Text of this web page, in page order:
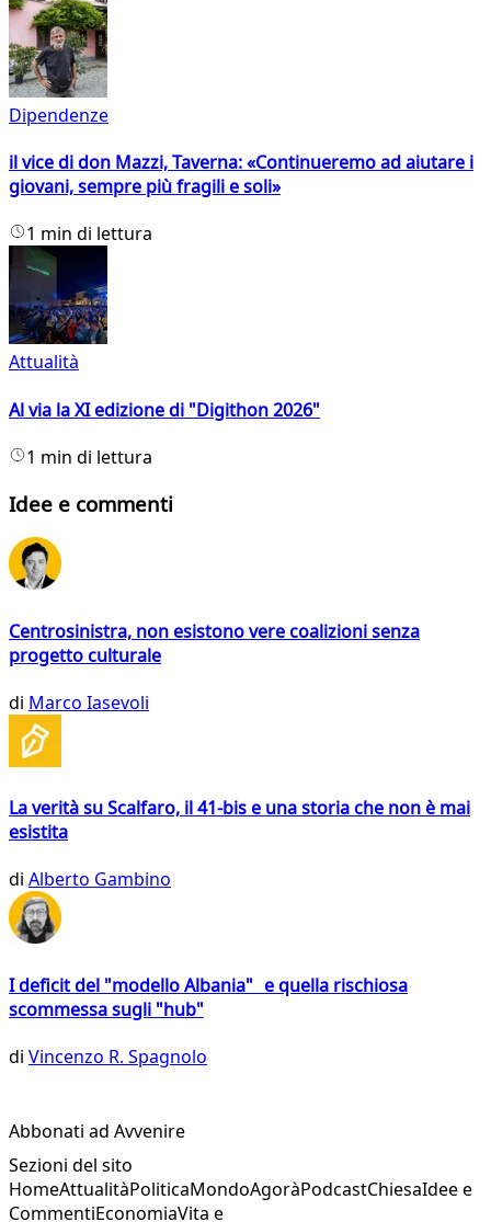
Dipendenze
il vice di don Mazzi, Taverna: «Continueremo ad aiutare i
giovani, sempre più fragili e soli»
1 min di lettura
Attualità
Al via la XI edizione di "Digithon 2026"
1 min di lettura
Idee e commenti
Centrosinistra, non esistono vere coalizioni senza
progetto culturale
di Marco Iasevoli
La verità su Scalfaro, il 41-bis e una storia che non è mai
esistita
di Alberto Gambino
I deficit del "modello Albania" e quella rischiosa
scommessa sugli "hub"
di Vincenzo R. Spagnolo
Abbonati ad Avvenire
Sezioni del sito
HomeAttualitàPoliticaMondoAgoràPodcastChiesaIdee e
CommentiEconomiaVita e